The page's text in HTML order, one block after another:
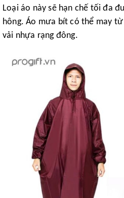
Loại áo này sẽ hạn chế tối đa
hông. Áo mưa bít có thể may
vải nhựa rạng đông.